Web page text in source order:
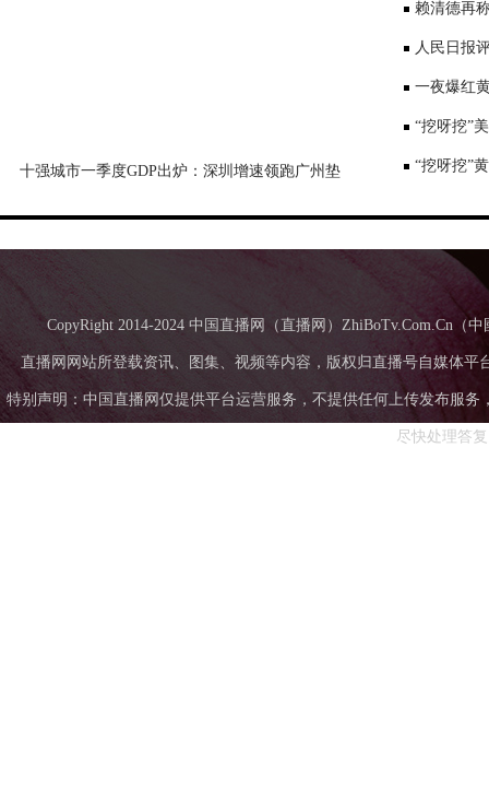
十强城市一季度GDP出炉：深圳增速领跑广州垫
景要戴口罩
赖清德再
国台办回应
人民日报
一夜爆红
师：或涉嫌
“挖呀挖”
“挖呀挖”
CopyRight 2014-2024 中国直播网（直播网）ZhiBoTv.Com.Cn（
直播网网站所登载资讯、图集、视频等内容，版权归直播号自媒体
特别声明：中国直播网仅提供平台运营服务，不提供任何上传发布服务
尽快处理答